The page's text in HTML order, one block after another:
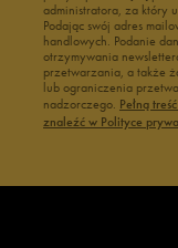
administratora, za który
Podając swój adres
handlowych. Podanie
otrzymywania
przetwarzania, a także
lub ograniczenia
nadzorczego. Pełną
znaleźć w Polityce